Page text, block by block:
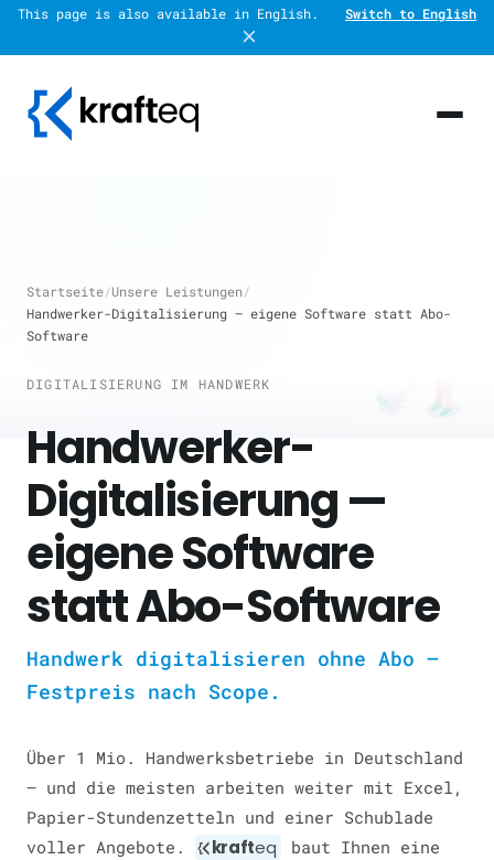
This page is also available in English. Switch to English
Startseite/Unsere Leistungen/
Handwerker-Digitalisierung — eigene Software statt Abo-
Software
DIGITALISIERUNG IM HANDWERK
Handwerker-
Digitalisierung —
eigene Software
statt Abo-Software
Handwerk digitalisieren ohne Abo —
Festpreis nach Scope.
Über 1 Mio. Handwerksbetriebe in Deutschland
— und die meisten arbeiten weiter mit Excel,
Papier-Stundenzetteln und einer Schublade
voller Angebote.
krafteq
baut Ihnen eine